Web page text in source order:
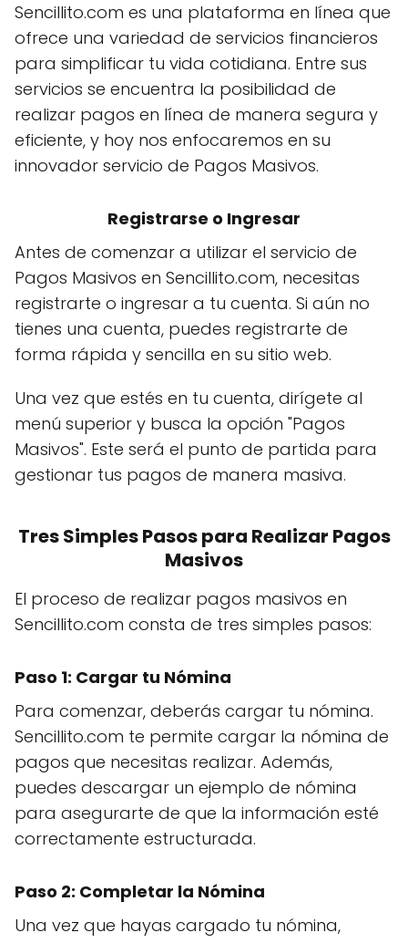
Sencillito.com es una plataforma en línea que
ofrece una variedad de servicios financieros
para simplificar tu vida cotidiana. Entre sus
servicios se encuentra la posibilidad de
realizar pagos en línea de manera segura y
eficiente, y hoy nos enfocaremos en su
innovador servicio de Pagos Masivos.
Registrarse o Ingresar
Antes de comenzar a utilizar el servicio de
Pagos Masivos en Sencillito.com, necesitas
registrarte o ingresar a tu cuenta. Si aún no
tienes una cuenta, puedes registrarte de
forma rápida y sencilla en su sitio web.
Una vez que estés en tu cuenta, dirígete al
menú superior y busca la opción "Pagos
Masivos". Este será el punto de partida para
gestionar tus pagos de manera masiva.
Tres Simples Pasos para Realizar Pagos
Masivos
El proceso de realizar pagos masivos en
Sencillito.com consta de tres simples pasos:
Paso 1: Cargar tu Nómina
Para comenzar, deberás cargar tu nómina.
Sencillito.com te permite cargar la nómina de
pagos que necesitas realizar. Además,
puedes descargar un ejemplo de nómina
para asegurarte de que la información esté
correctamente estructurada.
Paso 2: Completar la Nómina
Una vez que hayas cargado tu nómina,